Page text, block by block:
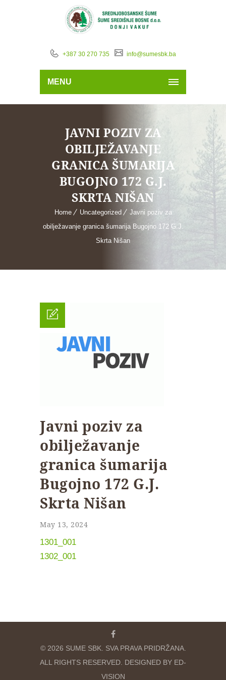
+387 30 270 735 info@sumesbk.ba
MENU
JAVNI POZIV ZA
OBILJEŽAVANJE
GRANICA ŠUMARIJA
BUGOJNO 172 G.J.
SKRTA NIŠAN
Home Uncategorized
Javni poziv za
obilježavanje granica šumarija Bugojno 172 G.J.
Skrta Nišan
Javni poziv za
obilježavanje
granica šumarija
Bugojno 172 G.J.
Skrta Nišan
May 13, 2024
1301_001
1302_001
© 2026 SUME SBK. SVA PRAVA PRIDRŽANA.
ALL RIGHTS RESERVED. DESIGNED BY ED-
VISION